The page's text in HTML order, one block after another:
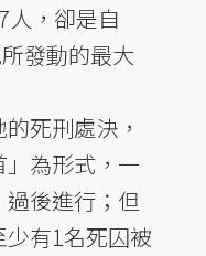
人，卻是自
發動的最大
死刑處決，
為形式，一
後進行；但
有1名死囚被